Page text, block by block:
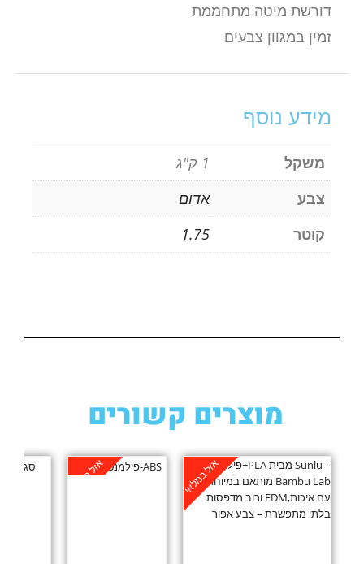
דורשת מיטה מתחממת
זמין במגוון צבעים
מידע נוסף
משקל
1 ק"ג
צבע
אדום
קוטר
1.75
מוצרים קשורים
אזל במלאי אזל במלאי